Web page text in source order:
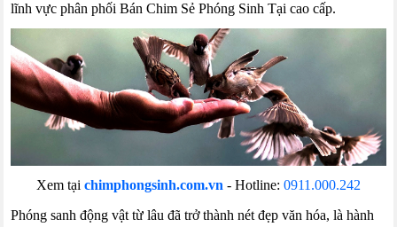
lĩnh vực phân phối Bán Chim Sẻ Phóng Sinh Tại cao cấp.
Xem tại chimphongsinh.com.vn - Hotline: 0911.000.242
Phóng sanh động vật từ lâu đã trở thành nét đẹp văn hóa, là hành